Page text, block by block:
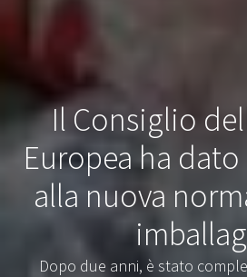
Il Consiglio
Europea ha
alla nuova
Dopo due anni, è stato